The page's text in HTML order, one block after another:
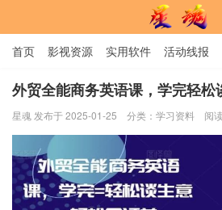
星魂网
首页 影视资源 实用软件 活动线报
用户中心 书籍 娱乐
外贸全能商务英语课，学完轻松
星魂 发布于 2025-01-25 分类： 学习资料 阅